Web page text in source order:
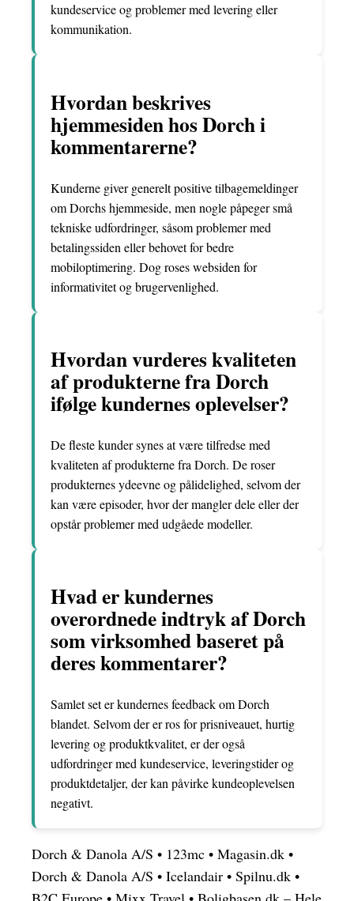
kundeservice og problemer med levering eller
kommunikation.
Hvordan beskrives
hjemmesiden hos Dorch i
kommentarerne?
Kunderne giver generelt positive tilbagemeldinger
om Dorchs hjemmeside, men nogle påpeger små
tekniske udfordringer, såsom problemer med
betalingssiden eller behovet for bedre
mobiloptimering. Dog roses websiden for
informativitet og brugervenlighed.
Hvordan vurderes kvaliteten
af produkterne fra Dorch
ifølge kundernes oplevelser?
De fleste kunder synes at være tilfredse med
kvaliteten af produkterne fra Dorch. De roser
produkternes ydeevne og pålidelighed, selvom der
kan være episoder, hvor der mangler dele eller der
opstår problemer med udgåede modeller.
Hvad er kundernes
overordnede indtryk af Dorch
som virksomhed baseret på
deres kommentarer?
Samlet set er kundernes feedback om Dorch
blandet. Selvom der er ros for prisniveauet, hurtig
levering og produktkvalitet, er der også
udfordringer med kundeservice, leveringstider og
produktdetaljer, der kan påvirke kundeoplevelsen
negativt.
Dorch & Danola A/S • 123mc • Magasin.dk •
Dorch & Danola A/S • Icelandair • Spilnu.dk •